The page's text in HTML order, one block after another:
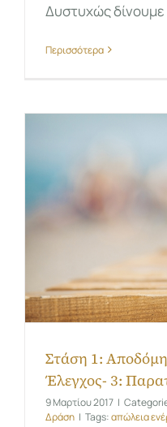
Δυστυχώς δίνουμε
Περισσότερα
Στάση 1:
Έλεγχος- 3:
9 Μαρτίου 2017 |
Δράση | Tags:απώλεια